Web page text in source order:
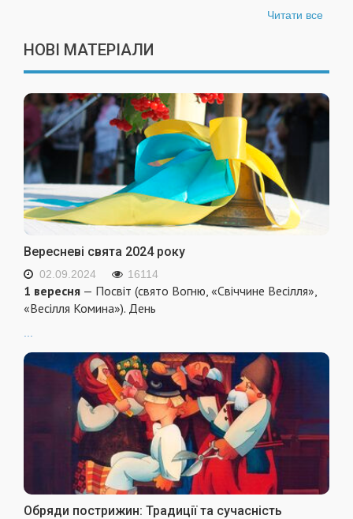
Читати все
НОВІ МАТЕРІАЛИ
Вересневі свята 2024 року
02.09.2024 16114
1 вересня — Посвіт (свято Вогню, «Свіччине Весілля»,
«Весілля Комина»). День
Обряди пострижин: Традиції та сучасність